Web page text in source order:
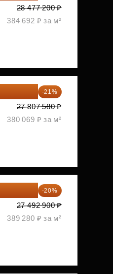
28 477 200 ₽
384 692 ₽ за м²
-21%
27 807 580 ₽
380 069 ₽ за м²
-20%
27 492 900 ₽
389 280 ₽ за м²